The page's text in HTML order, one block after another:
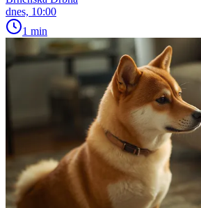
dnes, 10:00
1 min